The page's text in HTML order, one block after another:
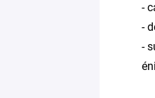
-
-
-